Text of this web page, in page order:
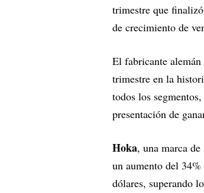
trimestre que
de crecimiento de
El fabricante
trimestre en la
todos los
presentación de
Hoka, una marca
un aumento del
dólares, superando